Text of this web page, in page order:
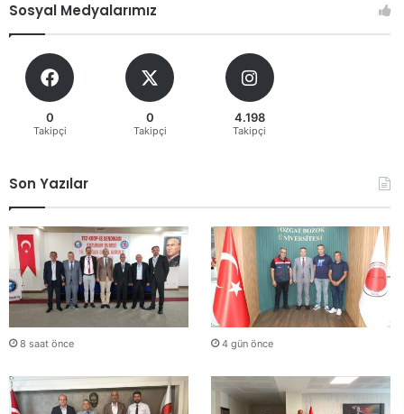
Sosyal Medyalarımız
0
Takipçi
0
Takipçi
4.198
Takipçi
Son Yazılar
8 saat önce 4 gün önce